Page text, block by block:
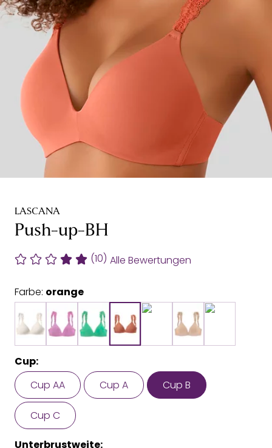
LASCANA
Push-up-BH
(10) Alle Bewertungen
Farbe: orange
Cup:
Cup AA
Cup A Cup B
Cup C
Unterbrustweite: